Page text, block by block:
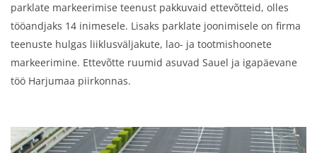
parklate markeerimise teenust pakkuvaid ettevõtteid, olles
tööandjaks 14 inimesele. Lisaks parklate joonimisele on firma
teenuste hulgas liiklusväljakute, lao- ja tootmishoonete
markeerimine. Ettevõtte ruumid asuvad Sauel ja igapäevane
töö Harjumaa piirkonnas.